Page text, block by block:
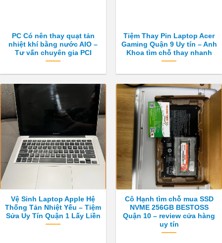
PC Có nên thay quạt tản
nhiệt khí bằng nước AIO –
Tư vấn chuyên gia PCI
Tiệm Thay Pin Laptop Acer
Gaming Quận 9 Uy tín – Anh
Khoa tìm chỗ thay nhanh
Vệ Sinh Laptop Apple Hệ
Thống Tản Nhiệt Yếu – Tiệm
Sửa Uy Tín Quận 1 Lấy Liền
Cô Hạnh tìm chỗ mua SSD
NVME 256GB BESTOSS
Quận 10 – review cửa hàng
uy tín